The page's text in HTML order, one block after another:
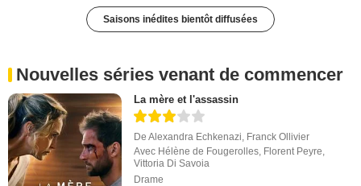
Saisons inédites bientôt diffusées
Nouvelles séries venant de commencer
La mère et l'assassin
DeAlexandra Echkenazi Franck Ollivier
Avec Hélène de Fougerolles Florent Peyre
Vittoria Di Savoia
Drame